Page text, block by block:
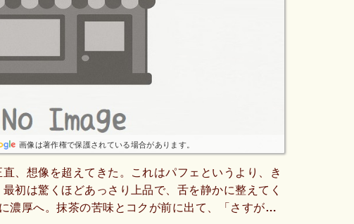
画像は著作権で保護されている場合があります。
、想像を超えてきた。これはパフェというより、き
初は驚くほどあっさり上品で、舌を静かに整えてく
濃厚へ。抹茶の苦味とコクが前に出て、「さすが都